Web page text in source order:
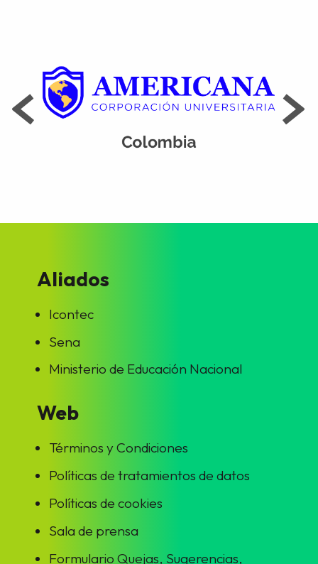
Aliados
Icontec
Sena
Ministerio de Educación Nacional
Web
Términos y Condiciones
Políticas de tratamientos de datos
Políticas de cookies
Sala de prensa
Formulario Quejas, Sugerencias,